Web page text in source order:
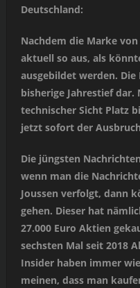
Deutschland:
Nachdem die Marke
aktuell so aus, als
ausgebildet werden.
bisherige Jahrestief dar.
technischer Sicht Platz
jetzt sofort der
Die jüngsten
wenn man die
Joussen verfolgt, dann
gehen. Dieser hat
27.000 Euro Aktien
sechsten Mal seit 2018
Insider haben immer
meinen, dass man